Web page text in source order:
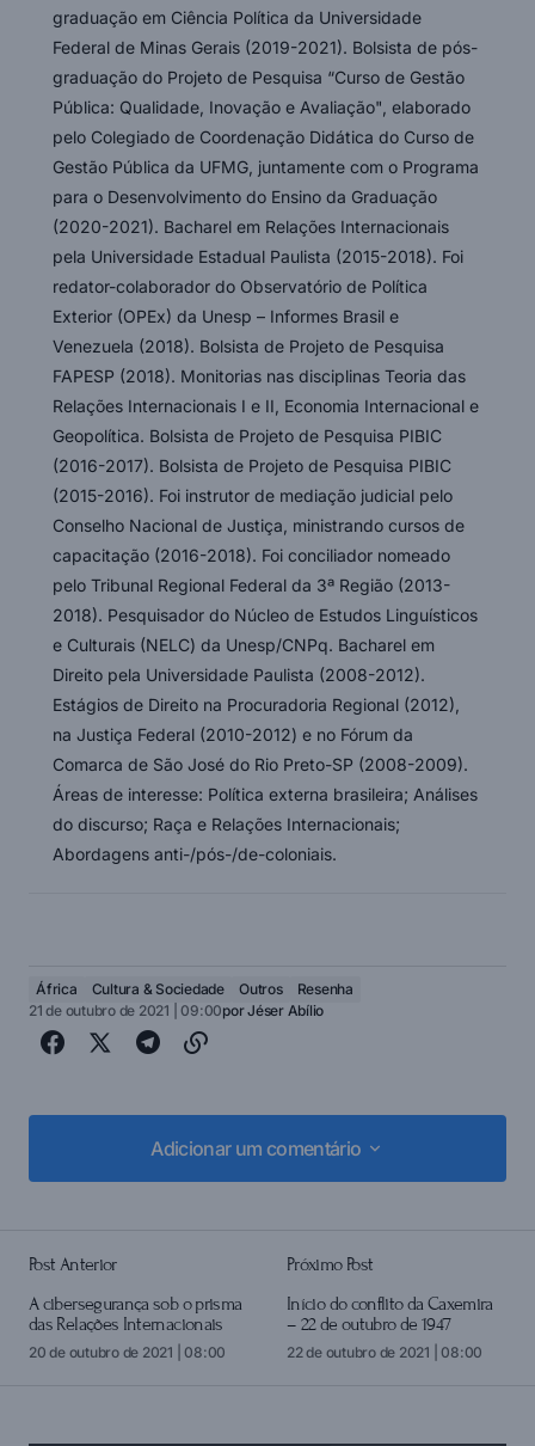
graduação em Ciência Política da Universidade
Federal de Minas Gerais (2019-2021). Bolsista de pós-
graduação do Projeto de Pesquisa “Curso de Gestão
Pública: Qualidade, Inovação e Avaliação", elaborado
pelo Colegiado de Coordenação Didática do Curso de
Gestão Pública da UFMG, juntamente com o Programa
para o Desenvolvimento do Ensino da Graduação
(2020-2021). Bacharel em Relações Internacionais
pela Universidade Estadual Paulista (2015-2018). Foi
redator-colaborador do Observatório de Política
Exterior (OPEx) da Unesp – Informes Brasil e
Venezuela (2018). Bolsista de Projeto de Pesquisa
FAPESP (2018). Monitorias nas disciplinas Teoria das
Relações Internacionais I e II, Economia Internacional e
Geopolítica. Bolsista de Projeto de Pesquisa PIBIC
(2016-2017). Bolsista de Projeto de Pesquisa PIBIC
(2015-2016). Foi instrutor de mediação judicial pelo
Conselho Nacional de Justiça, ministrando cursos de
capacitação (2016-2018). Foi conciliador nomeado
pelo Tribunal Regional Federal da 3ª Região (2013-
2018). Pesquisador do Núcleo de Estudos Linguísticos
e Culturais (NELC) da Unesp/CNPq. Bacharel em
Direito pela Universidade Paulista (2008-2012).
Estágios de Direito na Procuradoria Regional (2012),
na Justiça Federal (2010-2012) e no Fórum da
Comarca de São José do Rio Preto-SP (2008-2009).
Áreas de interesse: Política externa brasileira; Análises
do discurso; Raça e Relações Internacionais;
Abordagens anti-/pós-/de-coloniais.
África Cultura & Sociedade Outros
Resenha
21 de outubro de 2021 | 09:00porJéser Abílio
Adicionar um comentário
Adicionar um comentário
Post Anterior
A cibersegurança sob o prisma
das Relações Internacionais
20 de outubro de 2021 | 08:00
Próximo Post
Início do conflito da Caxemira
– 22 de outubro de 1947
22 de outubro de 2021 | 08:00